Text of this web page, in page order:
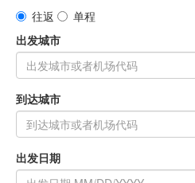
往返
单程
出发城市
到达城市
出发日期